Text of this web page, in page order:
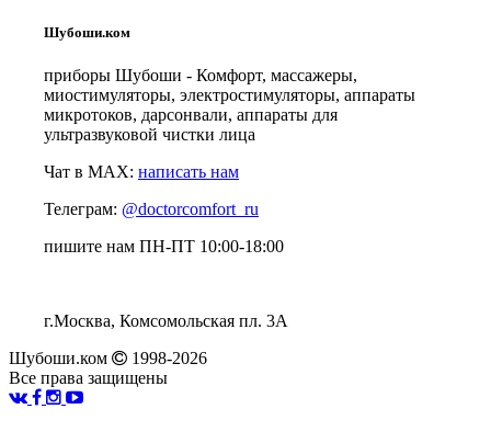
Шубоши.ком
приборы Шубоши - Комфорт, массажеры,
миостимуляторы, электростимуляторы, аппараты
микротоков, дарсонвали, аппараты для
ультразвуковой чистки лица
Чат в MAX: написать нам
Телеграм: @doctorcomfort_ru
пишите нам ПН-ПТ 10:00-18:00
г.Москва, Комсомольская пл. 3А
Шубоши.ком
1998-2026
Все права защищены